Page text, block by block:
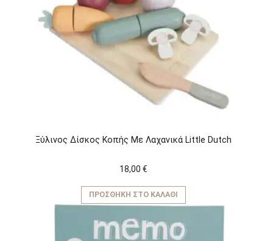
Ξύλινος Δίσκος Κοπής Με Λαχανικά Little Dutch
18,00 €
ΠΡΟΣΘΉΚΗ ΣΤΟ ΚΑΛΆΘΙ